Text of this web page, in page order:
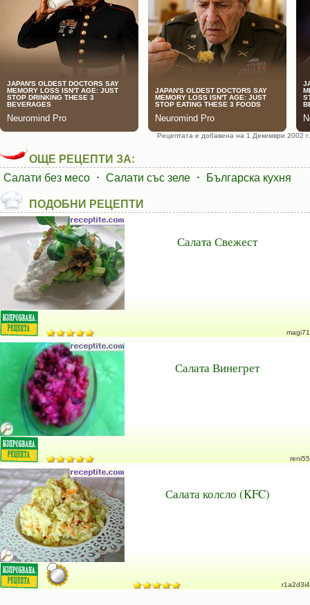
Рецептата е добавена на 1 Декември 2002 г.
ОЩЕ РЕЦЕПТИ ЗА:
Салати без месо ⋅ Салати със зеле ⋅ Българска кухня
ПОДОБНИ РЕЦЕПТИ
Салата Свежест
magi71
Салата Винегрет
reni55
Салата колсло (KFC)
r1a2d3i4